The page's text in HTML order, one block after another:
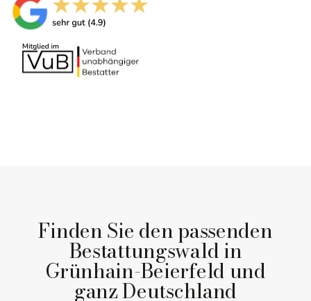
Finden Sie den passenden
Bestattungswald in
Grünhain-Beierfeld und
ganz Deutschland